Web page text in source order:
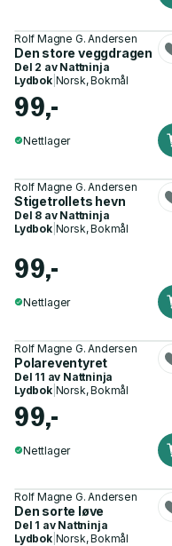
Rolf Magne G. Andersen
Den store veggdragen
Del 2 av Nattninja
Lydbok| Norsk, Bokmål
99,-
Nettlager
Rolf Magne G. Andersen
Stigetrollets hevn
Del 8 av Nattninja
Lydbok| Norsk, Bokmål
99,-
Nettlager
Rolf Magne G. Andersen
Polareventyret
Del 11 av Nattninja
Lydbok| Norsk, Bokmål
99,-
Nettlager
Rolf Magne G. Andersen
Den sorte løve
Del 1 av Nattninja
Lydbok| Norsk, Bokmål